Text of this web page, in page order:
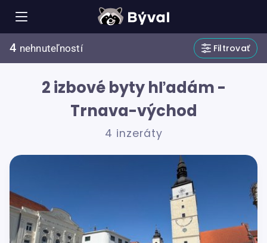
4 nehnuteľností Filtrovať
2 izbové byty hľadám -
Trnava-východ
4 inzeráty